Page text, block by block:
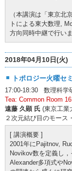
（本講演は「東京北
トによる東大数理,
方向同時中継で行い
2018年04月10日(火)
トポロジー火曜セ
17:00-18:30 数理科学
Tea: Common Room
遠藤 久顕 氏 (東京工業
２次元結び目のモース
[ 講演概要 ]
2001年にPajitnov,
Novikov数を定義し
Alexander多項式や